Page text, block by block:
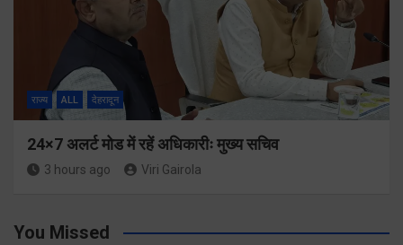
राज्य ALL देहरादून
24×7 अलर्ट मोड में रहें अधिकारीः मुख्य सचिव
3 hours ago Viri Gairola
You Missed